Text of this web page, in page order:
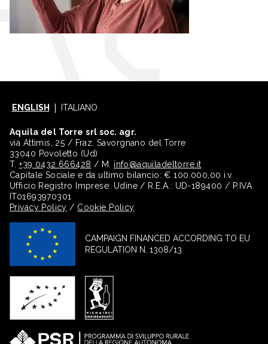
ENGLISH ITALIANO
Aquila del Torre srl soc. agr.
via Attimis, 25 / Fraz. Savorgnano del Torre
33040 Povoletto (Ud)
T.+39 0432 666428 / M. info@aquiladeltorre.it
Capitale Sociale e da ultimo bilancio: € 100.000,00 i.v.
Ufficio Registro Imprese: Udine / R.E.A.: UD-189400 / P.IVA
IT01693970301
Privacy Policy / Cookie Policy
CAMPAIGN FINANCED ACCORDING TO EU
REGULATION N. 1308/13